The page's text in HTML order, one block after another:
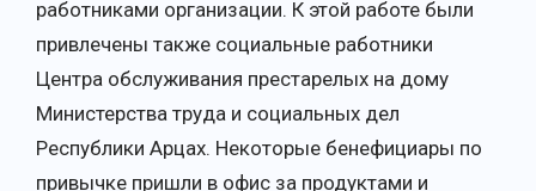
работниками организации. К этой работе были
привлечены также социальные работники
Центра обслуживания престарелых на дому
Министерства труда и социальных дел
Республики Арцах. Некоторые бенефициары по
привычке пришли в офис за продуктами и